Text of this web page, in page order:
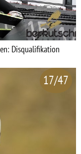
Disqualifikation
17/47